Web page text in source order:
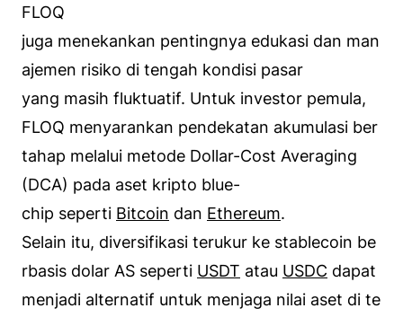
FLOQ
juga menekankan pentingnya edukasi dan man
ajemen risiko di tengah kondisi pasar
yang masih fluktuatif. Untuk investor pemula,
FLOQ menyarankan pendekatan akumulasi ber
tahap melalui metode Dollar-Cost Averaging
(DCA) pada aset kripto blue-
chip seperti Bitcoin dan Ethereum.
Selain itu, diversifikasi terukur ke stablecoin be
rbasis dolar AS seperti USDT atau USDC dapat
menjadi alternatif untuk menjaga nilai aset di te